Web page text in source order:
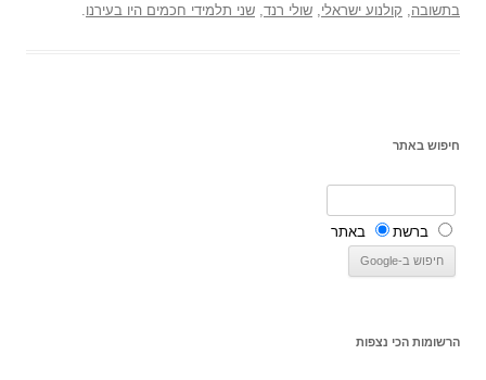
בתשובה
קולנוע ישראלי שולי רנד שני תלמידי חכמים היו בעירנו
חיפוש באתר
ברשת באתר
הרשומות הכי נצפות